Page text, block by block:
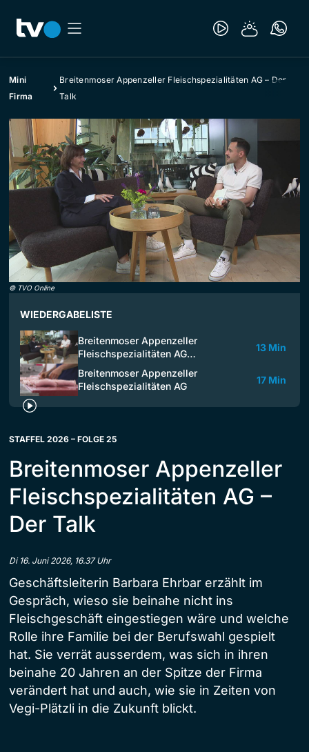
Mini
Firma
Breitenmoser Appenzeller Fleischspezialitäten AG – Der
Talk
© TVO Online
WIEDERGABELISTE
Breitenmoser Appenzeller
Fleischspezialitäten AG…
13 Min
Breitenmoser Appenzeller
Fleischspezialitäten AG
17 Min
STAFFEL 2026 – FOLGE 25
Breitenmoser Appenzeller
Fleischspezialitäten AG –
Der Talk
Di 16. Juni 2026, 16.37 Uhr
Geschäftsleiterin Barbara Ehrbar erzählt im
Gespräch, wieso sie beinahe nicht ins
Fleischgeschäft eingestiegen wäre und welche
Rolle ihre Familie bei der Berufswahl gespielt
hat. Sie verrät ausserdem, was sich in ihren
beinahe 20 Jahren an der Spitze der Firma
verändert hat und auch, wie sie in Zeiten von
Vegi-Plätzli in die Zukunft blickt.